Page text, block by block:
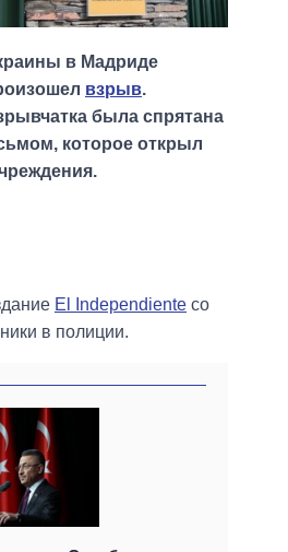
в Мадриде
взрыв.
была спрятана
которое открыл
El Independiente со
в полиции.